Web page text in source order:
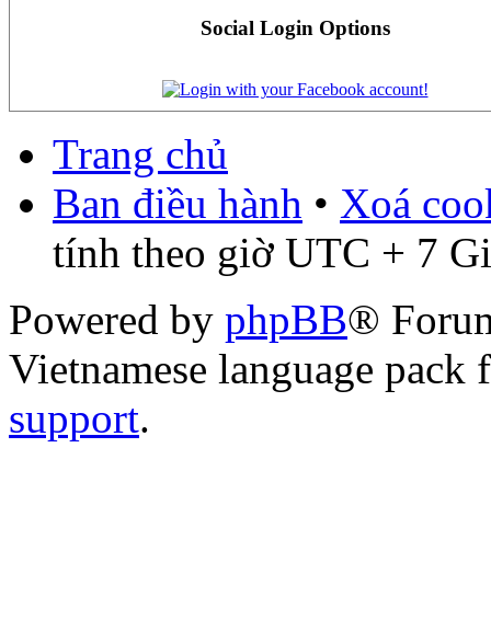
Social Login Options
Trang chủ
Ban điều hành • Xoá
tính theo giờ UTC + 7
Powered by phpBB®
Vietnamese language
support.